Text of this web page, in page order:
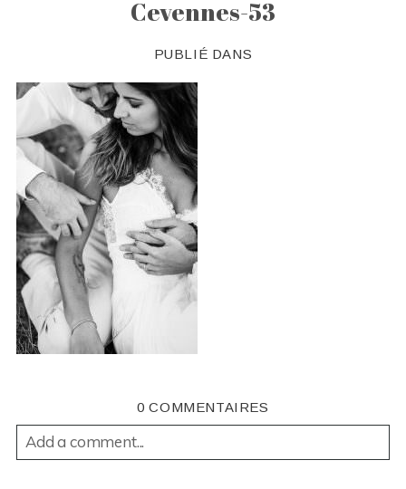
Cevennes-53
PUBLIÉ DANS
0 COMMENTAIRES
Add a comment...